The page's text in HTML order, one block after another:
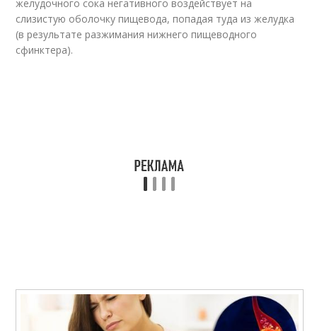
желудочного сока негативного воздействует на
слизистую оболочку пищевода, попадая туда из желудка
(в результате разжимания нижнего пищеводного
сфинктера).